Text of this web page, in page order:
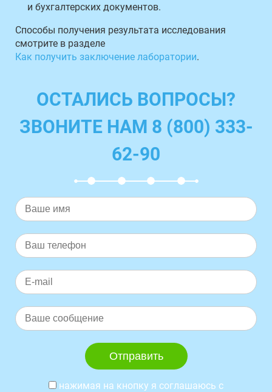
и бухгалтерских документов.
Способы получения результата исследования
смотрите в разделе
Как получить заключение лаборатории.
ОСТАЛИСЬ ВОПРОСЫ?
ЗВОНИТЕ НАМ 8 (800) 333-
62-90
нажимая на кнопку я соглашаюсь с